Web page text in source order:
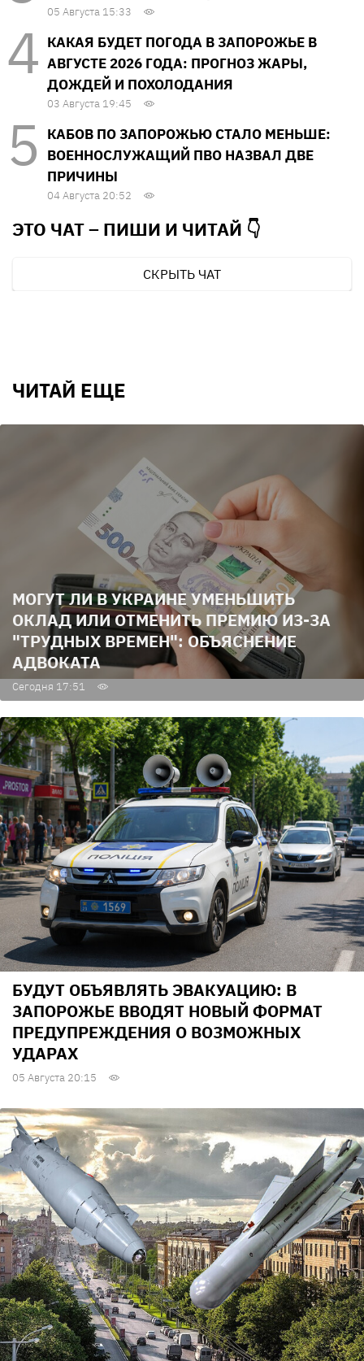
05 Августа 15:33
КАКАЯ БУДЕТ ПОГОДА В ЗАПОРОЖЬЕ В
АВГУСТЕ 2026 ГОДА: ПРОГНОЗ ЖАРЫ,
ДОЖДЕЙ И ПОХОЛОДАНИЯ
03 Августа 19:45
КАБОВ ПО ЗАПОРОЖЬЮ СТАЛО МЕНЬШЕ:
ВОЕННОСЛУЖАЩИЙ ПВО НАЗВАЛ ДВЕ
ПРИЧИНЫ
04 Августа 20:52
ЭТО ЧАТ – ПИШИ И ЧИТАЙ 👇
СКРЫТЬ ЧАТ
ЧИТАЙ ЕЩЕ
МОГУТ ЛИ В УКРАИНЕ УМЕНЬШИТЬ
ОКЛАД ИЛИ ОТМЕНИТЬ ПРЕМИЮ ИЗ-ЗА
"ТРУДНЫХ ВРЕМЕН": ОБЪЯСНЕНИЕ
АДВОКАТА
Сегодня 17:51
БУДУТ ОБЪЯВЛЯТЬ ЭВАКУАЦИЮ: В
ЗАПОРОЖЬЕ ВВОДЯТ НОВЫЙ ФОРМАТ
ПРЕДУПРЕЖДЕНИЯ О ВОЗМОЖНЫХ
УДАРАХ
05 Августа 20:15